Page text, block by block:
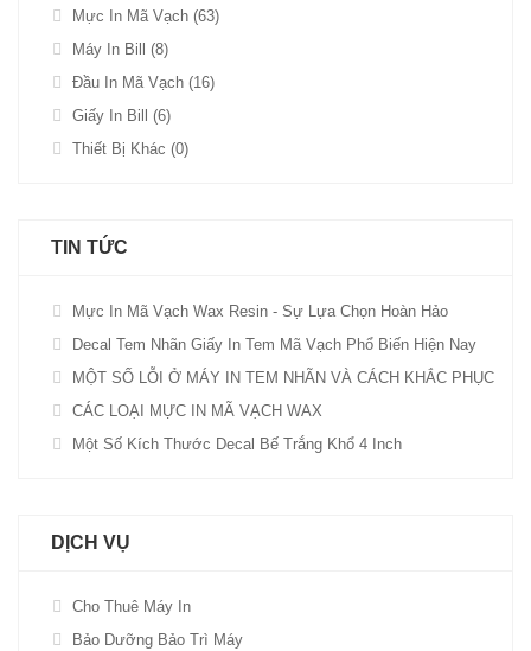
Mực In Mã Vạch (63)
Máy In Bill (8)
Đầu In Mã Vạch (16)
Giấy In Bill (6)
Thiết Bị Khác (0)
TIN TỨC
Mực In Mã Vạch Wax Resin - Sự Lựa Chọn Hoàn Hảo
Decal Tem Nhãn Giấy In Tem Mã Vạch Phổ Biến Hiện Nay
MỘT SỐ LỖI Ở MÁY IN TEM NHÃN VÀ CÁCH KHẮC PHỤC
CÁC LOẠI MỰC IN MÃ VẠCH WAX
Một Số Kích Thước Decal Bế Trắng Khổ 4 Inch
DỊCH VỤ
Cho Thuê Máy In
Bảo Dưỡng Bảo Trì Máy